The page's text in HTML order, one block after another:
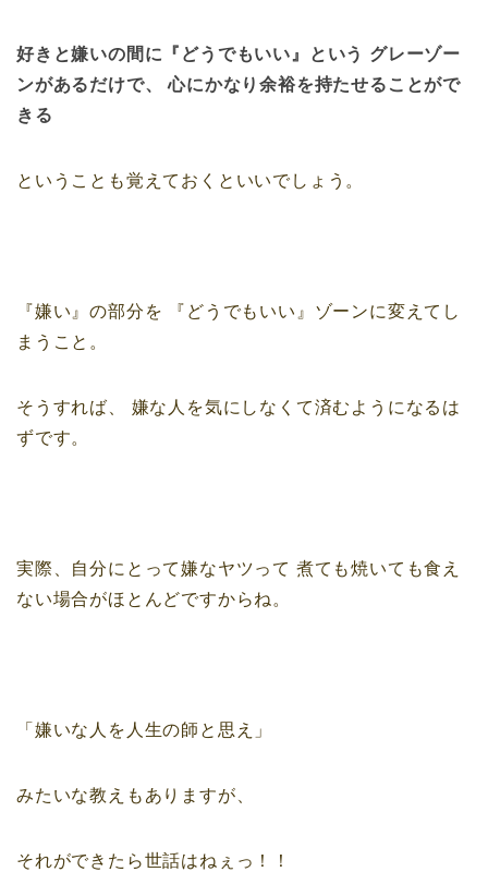
好きと嫌いの間に『どうでもいい』という グレーゾー
ンがあるだけで、
心にかなり余裕を持たせることがで
きる
ということも覚えておくといいでしょう。
『嫌い』の部分を 『どうでもいい』ゾーンに変えてし
まうこと。
そうすれば、
嫌な人を気にしなくて済むようになるは
ずです。
実際、自分にとって嫌なヤツって 煮ても焼いても食え
ない場合がほとんどですからね。
「嫌いな人を人生の師と思え」
みたいな教えもありますが、
それができたら世話はねぇっ！！